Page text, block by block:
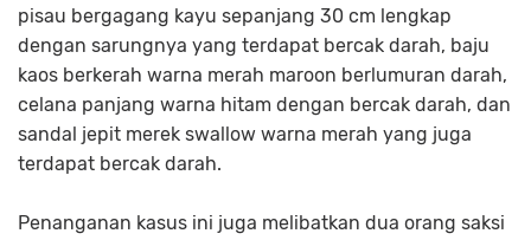
pisau bergagang kayu sepanjang 30 cm lengkap
dengan sarungnya yang terdapat bercak darah, baju
kaos berkerah warna merah maroon berlumuran darah,
celana panjang warna hitam dengan bercak darah, dan
sandal jepit merek swallow warna merah yang juga
terdapat bercak darah.
Penanganan kasus ini juga melibatkan dua orang saksi